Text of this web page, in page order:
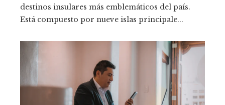
destinos insulares más emblemáticos del país.
Está compuesto por nueve islas principale...